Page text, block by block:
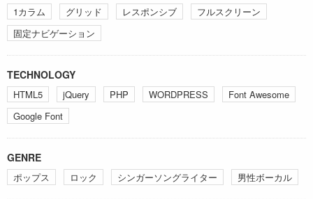
1カラム グリッド レスポンシブ
フルスクリーン
固定ナビゲーション
TECHNOLOGY
HTML5 jQuery PHP WORDPRESS
Font Awesome
Google Font
GENRE
ポップス ロック シンガーソングライター 男性ボーカル